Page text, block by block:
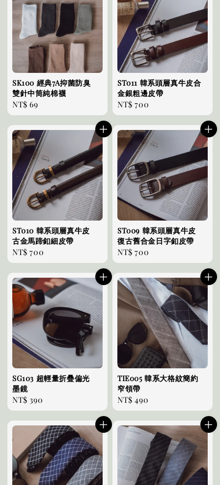
SK100 經典7A抑菌防臭
雙針中筒純棉襪
Regular
price
NT$ 69
ST011 韓系頭層真牛皮合
金銀粗邊皮帶
Regular
price
NT$ 700
ST010 韓系頭層真牛皮
古金馬蹄釦細皮帶
Regular
price
NT$ 700
ST009 韓系頭層真牛皮
復古舊合金日字釦皮帶
Regular
price
NT$ 700
SG103 超輕量折疊偏光
墨鏡
Regular
price
NT$ 390
TIE005 韓系大格紋簡約
窄領帶
Regular
price
NT$ 490